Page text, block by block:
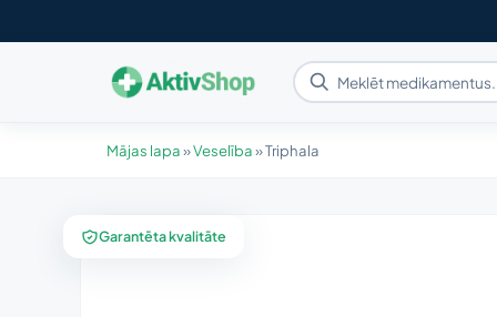
Mājas lapa»Veselība»Triphala
Garantēta kvalitāte